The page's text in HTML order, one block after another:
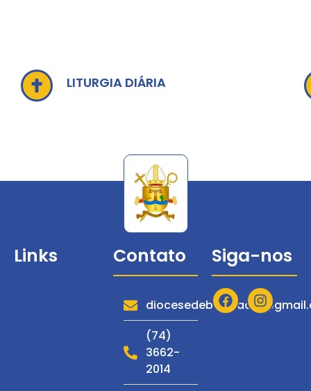
LITURGIA DIÁRIA
Links
Serviços
Notícias
Espiritualidade
Multimídia
Contato
(74)
3662-
2014
Siga-nos